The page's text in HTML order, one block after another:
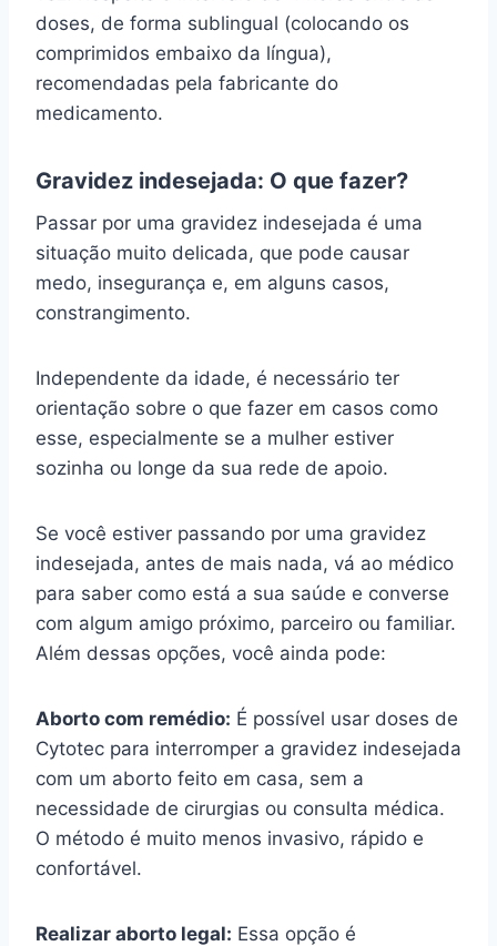
doses, de forma sublingual (colocando os
comprimidos embaixo da língua),
recomendadas pela fabricante do
medicamento.
Gravidez indesejada: O que fazer?
Passar por uma gravidez indesejada é uma
situação muito delicada, que pode causar
medo, insegurança e, em alguns casos,
constrangimento.
Independente da idade, é necessário ter
orientação sobre o que fazer em casos como
esse, especialmente se a mulher estiver
sozinha ou longe da sua rede de apoio.
Se você estiver passando por uma gravidez
indesejada, antes de mais nada, vá ao médico
para saber como está a sua saúde e converse
com algum amigo próximo, parceiro ou familiar.
Além dessas opções, você ainda pode:
Aborto com remédio: É possível usar doses de
Cytotec para interromper a gravidez indesejada
com um aborto feito em casa, sem a
necessidade de cirurgias ou consulta médica.
O método é muito menos invasivo, rápido e
confortável.
Realizar aborto legal: Essa opção é